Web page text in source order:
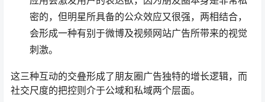
密的，但明星所具备的公众效应又很强，两相结合，
会形成一种有别于微博及视频网站广告所带来的视觉
刺激。
这三种互动的交叠形成了朋友圈广告独特的增长逻辑，而
社交尺度的把控则介于公域和私域两个层面。